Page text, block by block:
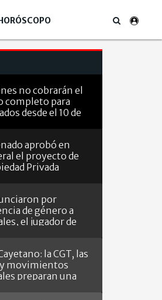
no cobrarán el
completo para
desde el 10 de
aprobó en
el proyecto de
Privada
por
de género a
el jugador de
la CGT, las
y movimientos
preparan una